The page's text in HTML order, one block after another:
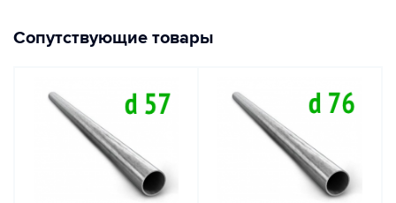
Сопутствующие товары